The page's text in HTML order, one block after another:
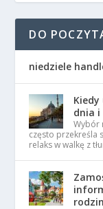
DO
niedziele
dnia i
Wybór
często przekreśla
relaks w walkę z